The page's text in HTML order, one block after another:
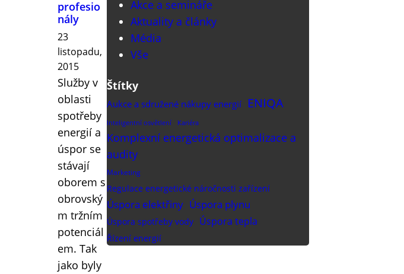
profesio
nály
23
listopadu,
2015
Služby v
oblasti
spotřeby
energií a
úspor se
stávají
oborem s
obrovský
m tržním
potenciál
em. Tak
jako byly
Akce a semináře
Aktuality a články
Média
Vše
Štítky
Aukce a sdružené nákupy energií ENIQA
Inteligentní osvětlení Kariéra
Komplexní energetická optimalizace a
audity
Marketing
Regulace energetické náročnosti zařízení
Úspora elektřiny Úspora plynu
Úspora spotřeby vody Úspora tepla
Řízení energií